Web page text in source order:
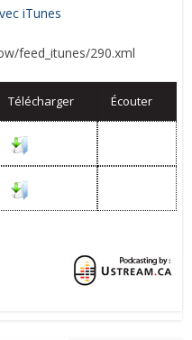
iTunes
feed_itunes/290.xml
Télécharger Écouter